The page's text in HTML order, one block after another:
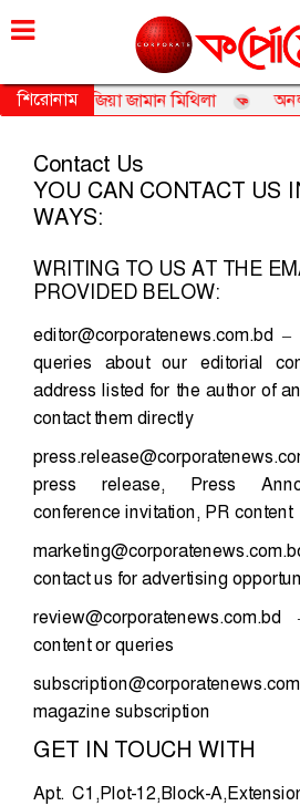
রোববার, ০৯ আগস্ট ২০২৬, ২৫ শ্রাবণ ১৪৩৩
শিরোনামতানজিয়া জামান মিথিলা
Contact Us
YOU CAN CONTACT US
WAYS:
WRITING TO US AT THE
PROVIDED BELOW:
editor@corporatenews.com.bd –
queries about our editorial
address listed for the author of
contact them directly
press release, Press
conference invitation, PR content
contact us for advertising
review@corporatenews.com.bd
content or queries
magazine subscription
GET IN TOUCH WITH
Apt. C1,Plot-12,Block-